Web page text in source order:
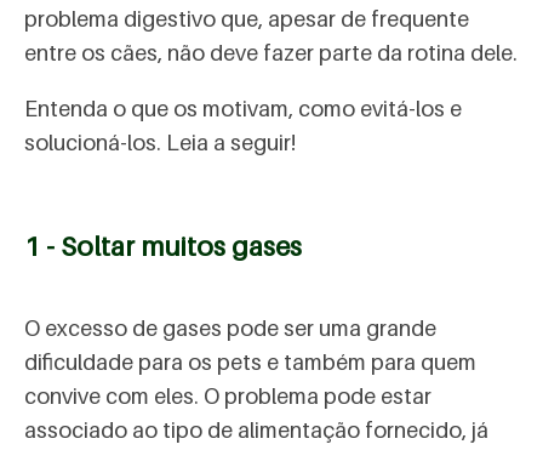
problema digestivo que, apesar de frequente
entre os cães, não deve fazer parte da rotina dele.
Entenda o que os motivam, como evitá-los e
solucioná-los. Leia a seguir!
1 - Soltar muitos gases
O excesso de gases pode ser uma grande
dificuldade para os pets e também para quem
convive com eles. O problema pode estar
associado ao tipo de alimentação fornecido, já